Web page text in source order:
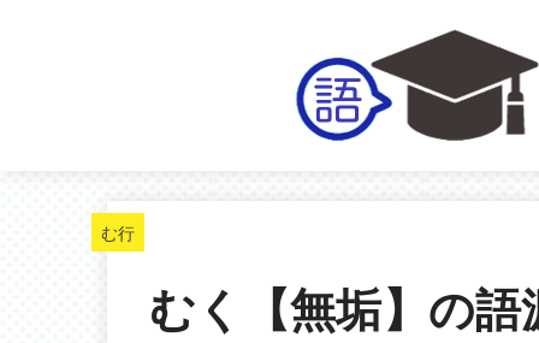
む行
むく【無垢】の語